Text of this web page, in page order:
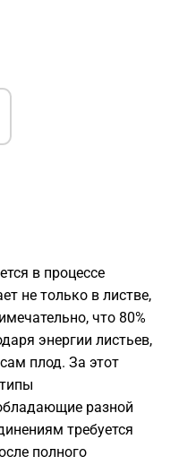
в процессе
не только в листве,
что 80%
энергии листьев,
плод. За этот
разной
требуется
полного